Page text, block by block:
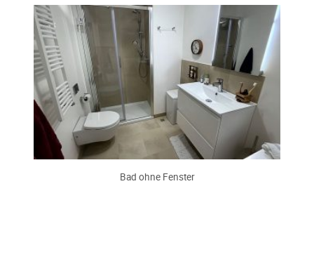
Bad ohne Fenster